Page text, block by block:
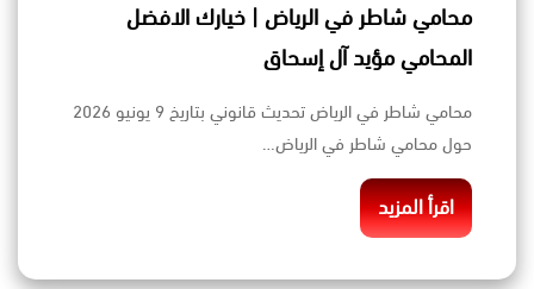
محامي شاطر في الرياض | خيارك الافضل
المحامي مؤيد آل إسحاق
محامي شاطر في الرياض تحديث قانوني بتاريخ 9 يونيو 2026
حول محامي شاطر في الرياض…
اقرأ المزيد